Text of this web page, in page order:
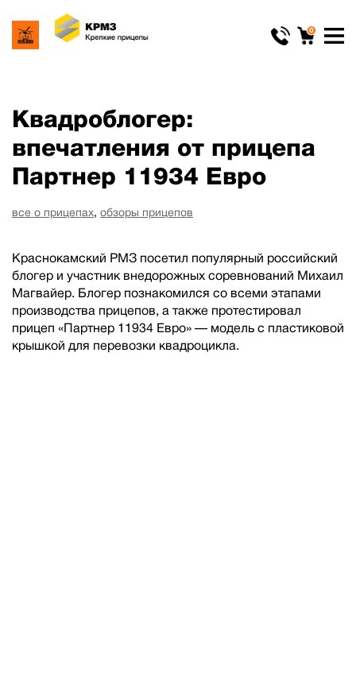
0
Квадроблогер:
впечатления от прицепа
Партнер 11934 Евро
все о прицепах, обзоры прицепов
Краснокамский РМЗ посетил популярный российский
блогер и участник внедорожных соревнований Михаил
Магвайер. Блогер познакомился со всеми этапами
производства прицепов, а также протестировал
прицеп «Партнер 11934 Евро» — модель с пластиковой
крышкой для перевозки квадроцикла.